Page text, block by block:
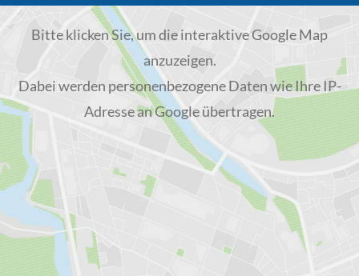
Bitte klicken Sie, um die interaktive Google Map
anzuzeigen.
Dabei werden personenbezogene Daten wie Ihre IP-
Adresse an Google übertragen.